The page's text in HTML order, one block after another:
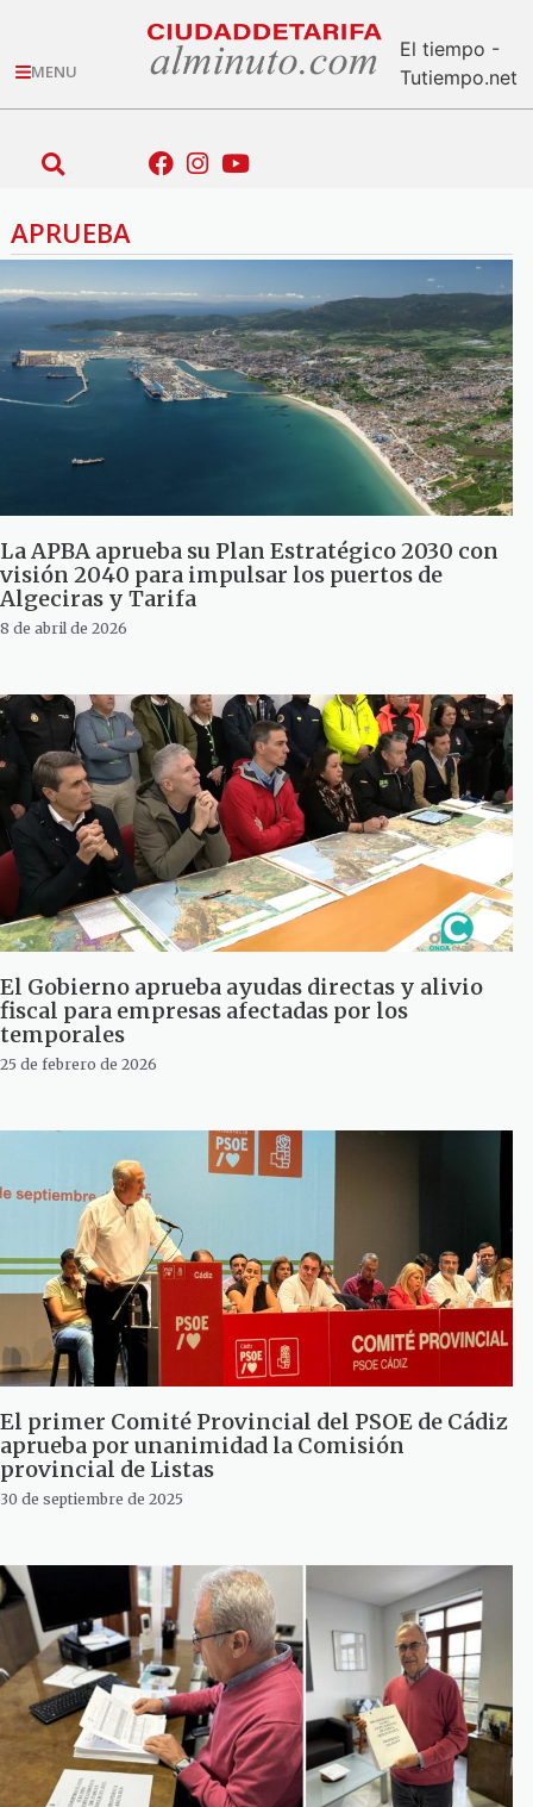
MENU
El tiempo -
Tutiempo.net
APRUEBA
La APBA aprueba su Plan Estratégico 2030 con
visión 2040 para impulsar los puertos de
Algeciras y Tarifa
8 de abril de 2026
El Gobierno aprueba ayudas directas y alivio
fiscal para empresas afectadas por los
temporales
25 de febrero de 2026
El primer Comité Provincial del PSOE de Cádiz
aprueba por unanimidad la Comisión
provincial de Listas
30 de septiembre de 2025